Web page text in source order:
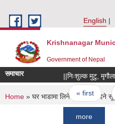
English
Krishnanagar
Government of Nepal
समाचार ||निःशुल्क मुटु, मृगौला
Pages
« first ‹
You are here
Home » घर भाडामा लिने सम्बन्धी ७ दिने